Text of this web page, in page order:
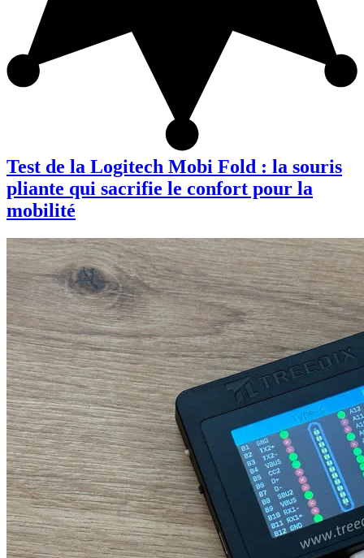
Test de la Logitech Mobi Fold : la souris
pliante qui sacrifie le confort pour la
mobilité